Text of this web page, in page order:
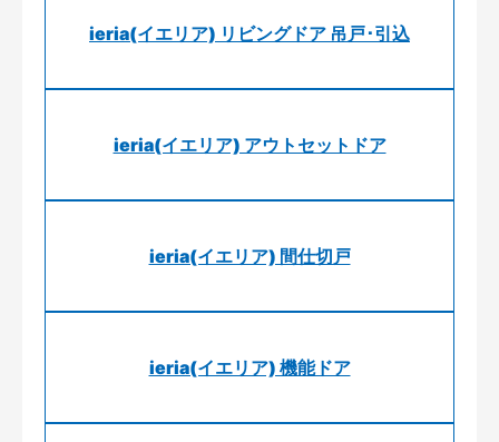
ieria(イエリア) リビングドア 吊戸･引込
ieria(イエリア) アウトセットドア
ieria(イエリア) 間仕切戸
ieria(イエリア) 機能ドア